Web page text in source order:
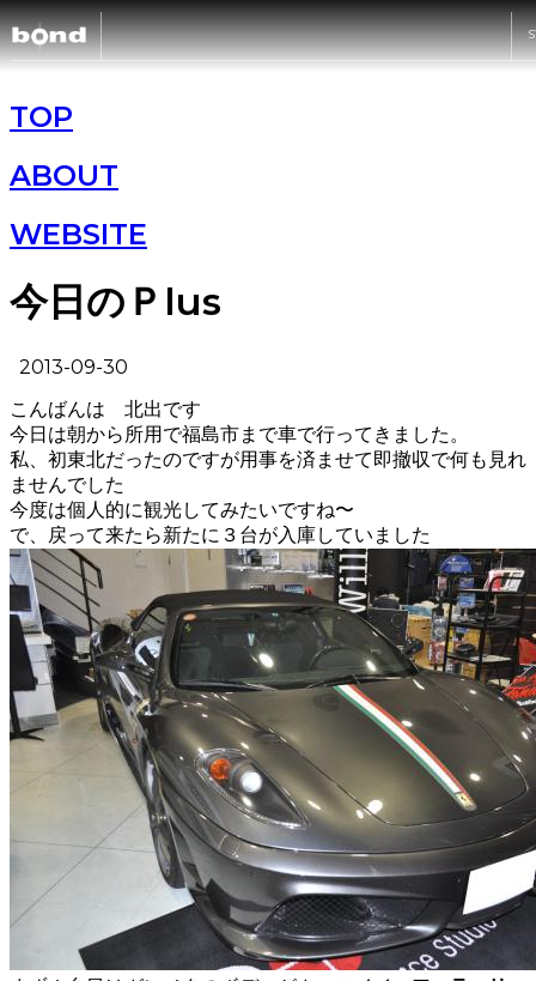
RECRUIT
TOP
ABOUT
WEBSITE
今日のＰlus
2013-09-30
こんばんは 北出です
今日は朝から所用で福島市まで車で行ってきました。
私、初東北だったのですが用事を済ませて即撤収で何も見れ
ませんでした
今度は個人的に観光してみたいですね〜
で、戻って来たら新たに３台が入庫していました